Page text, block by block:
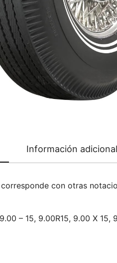
Información adicional
con otras
– 15, 9.00R15, 9.00 X